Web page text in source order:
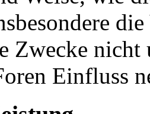
Zwecke nicht
Einfluss